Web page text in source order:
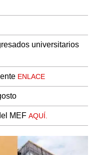
universitarios
ENLACE
MEF AQUÍ.